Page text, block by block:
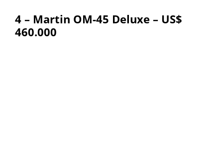
4 – Martin OM-45 Deluxe – US$
460.000